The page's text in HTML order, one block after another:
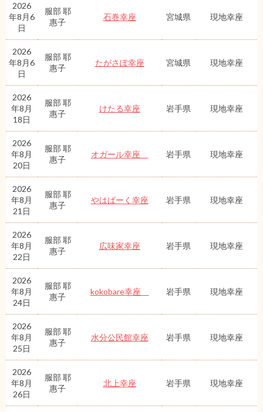
2026
年8月6
日
服部 耶
惠子
石巻幸座 宮城県 現地幸座
2026
年8月6
日
服部 耶
惠子
たがさぽ幸座 宮城県 現地幸座
2026
年8月
18日
服部 耶
惠子
けたる幸座 岩手県 現地幸座
2026
年8月
20日
服部 耶
惠子
オガール幸座 岩手県 現地幸座
2026
年8月
21日
服部 耶
惠子
やはぱーく幸座 岩手県 現地幸座
2026
年8月
22日
服部 耶
惠子
広味家幸座 岩手県 現地幸座
2026
年8月
24日
服部 耶
惠子
kokobare幸座 岩手県 現地幸座
2026
年8月
25日
服部 耶
惠子
水分公民館幸座 岩手県 現地幸座
2026
年8月
26日
服部 耶
惠子
北上幸座 岩手県 現地幸座